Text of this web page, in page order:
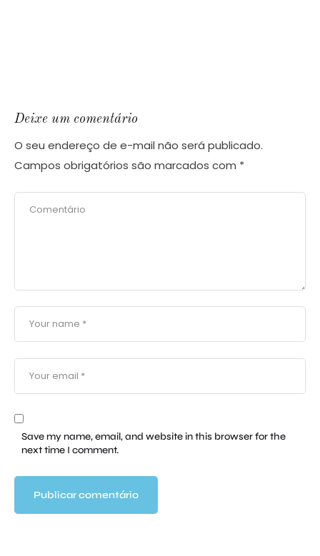
Deixe um comentário
O seu endereço de e-mail não será publicado.
Campos obrigatórios são marcados com *
Save my name, email, and website in this browser for the
next time I comment.